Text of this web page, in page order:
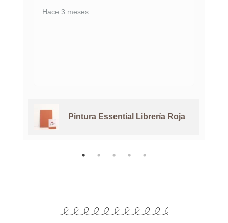
Hace 3 meses
Pintura Essential Librería Roja